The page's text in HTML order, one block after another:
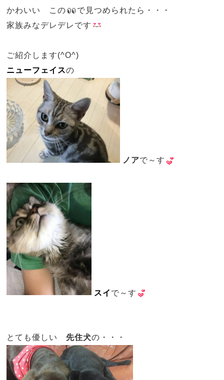
かわいい この
で見つめられたら・・・
家族みなデレデレです
ご紹介します(^O^)
ニューフェイスの
ノアで～す
スイ で～す
とても優しい 先住犬の・・・